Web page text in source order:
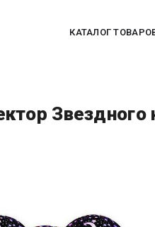
КАТАЛОГ
Звездного